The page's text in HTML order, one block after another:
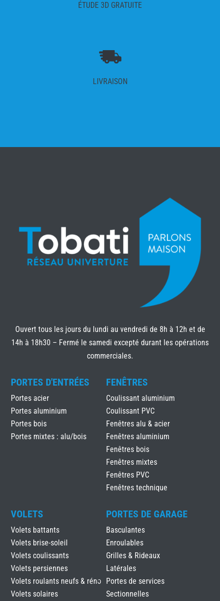
ÉTUDE 3D GRATUITE
LIVRAISON
Ouvert tous les jours du lundi au vendredi de 8h à 12h et de
14h à 18h30 – Fermé le samedi excepté durant les opérations
commerciales.
PORTES D'ENTRÉES
Portes acier
Portes aluminium
Portes bois
Portes mixtes : alu/bois
FENÊTRES
Coulissant aluminium
Coulissant PVC
Fenêtres alu & acier
Fenêtres aluminium
Fenêtres bois
Fenêtres mixtes
Fenêtres PVC
Fenêtres technique
VOLETS
Volets battants
Volets brise-soleil
Volets coulissants
Volets persiennes
Volets roulants neufs & réno
Volets solaires
PORTES DE GARAGE
Basculantes
Enroulables
Grilles & Rideaux
Latérales
Portes de services
Sectionnelles